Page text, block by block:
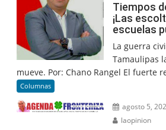
Tiempos
¡Las
escuelas
La guerra
Tamaulipas
mueve. Por: Chano Rangel El fuerte
Columnas
agosto 5,
laopinion